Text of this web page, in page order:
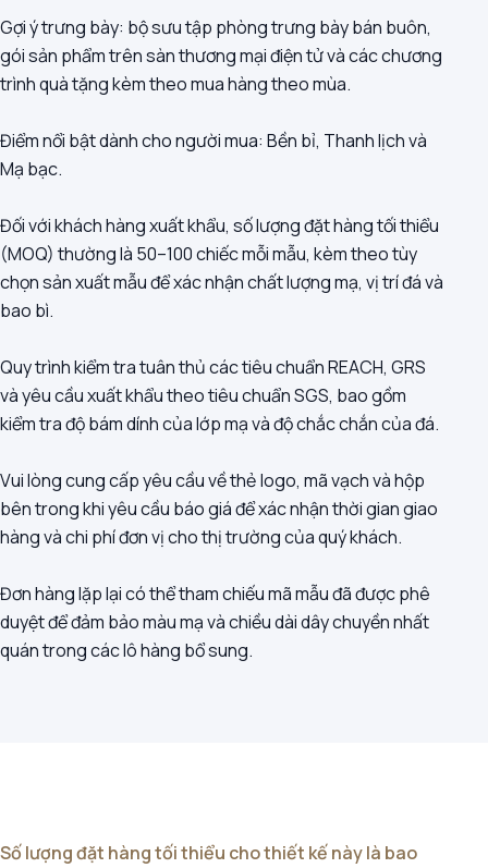
Gợi ý trưng bày: bộ sưu tập phòng trưng bày bán buôn,
gói sản phẩm trên sàn thương mại điện tử và các chương
trình quà tặng kèm theo mua hàng theo mùa.
Điểm nổi bật dành cho người mua: Bền bỉ, Thanh lịch và
Mạ bạc.
Đối với khách hàng xuất khẩu, số lượng đặt hàng tối thiểu
(MOQ) thường là 50–100 chiếc mỗi mẫu, kèm theo tùy
chọn sản xuất mẫu để xác nhận chất lượng mạ, vị trí đá và
bao bì.
Quy trình kiểm tra tuân thủ các tiêu chuẩn REACH, GRS
và yêu cầu xuất khẩu theo tiêu chuẩn SGS, bao gồm
kiểm tra độ bám dính của lớp mạ và độ chắc chắn của đá.
Vui lòng cung cấp yêu cầu về thẻ logo, mã vạch và hộp
bên trong khi yêu cầu báo giá để xác nhận thời gian giao
hàng và chi phí đơn vị cho thị trường của quý khách.
Đơn hàng lặp lại có thể tham chiếu mã mẫu đã được phê
duyệt để đảm bảo màu mạ và chiều dài dây chuyền nhất
quán trong các lô hàng bổ sung.
Số lượng đặt hàng tối thiểu cho thiết kế này là bao